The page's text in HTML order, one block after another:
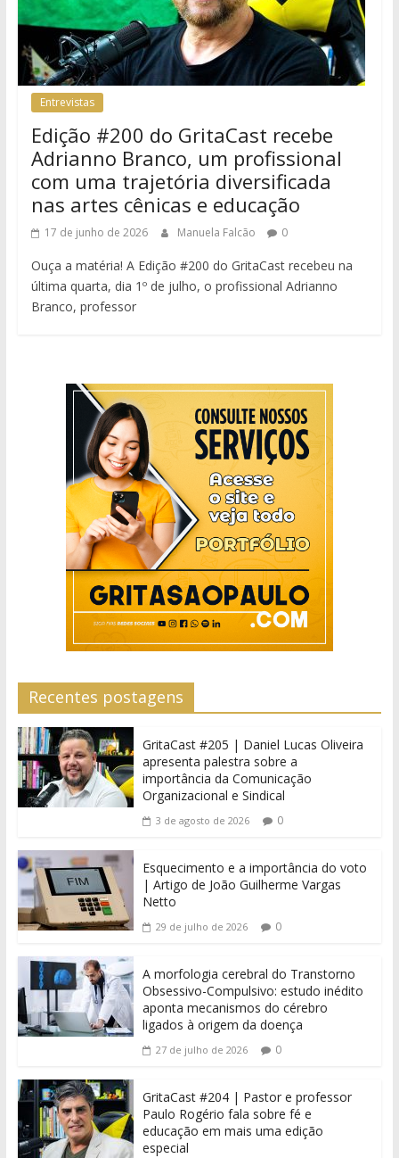
Entrevistas
Edição #200 do GritaCast recebe
Adrianno Branco, um profissional
com uma trajetória diversificada
nas artes cênicas e educação
17 de junho de 2026 Manuela Falcão 0
Ouça a matéria! A Edição #200 do GritaCast recebeu na
última quarta, dia 1º de julho, o profissional Adrianno
Branco, professor
Recentes postagens
GritaCast #205 | Daniel Lucas Oliveira
apresenta palestra sobre a
importância da Comunicação
Organizacional e Sindical
3 de agosto de 2026 0
Esquecimento e a importância do voto
| Artigo de João Guilherme Vargas
Netto
29 de julho de 2026 0
A morfologia cerebral do Transtorno
Obsessivo-Compulsivo: estudo inédito
aponta mecanismos do cérebro
ligados à origem da doença
27 de julho de 2026 0
GritaCast #204 | Pastor e professor
Paulo Rogério fala sobre fé e
educação em mais uma edição
especial